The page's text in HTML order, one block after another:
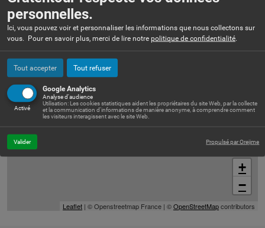
personnelles.
Ici, vous pouvez voir et personnaliser les informations que nous collectons sur
vous. Pour en savoir plus, merci de lire notre politique de confidentialité.
Tout accepter Tout refuser
Google Analytics
Activé
Analyse d'audience
Utilisation: Les cookies statistiques aident les propriétaires du site Web, par la collecte
et la communication d'informations de manière anonyme, à comprendre comment
les visiteurs interagissent avec le site Web.
Valider Propulsé par Orejime
Adresse :
Rue Léo Ferré - Centre commercial du Château - 31150 Gratentour
+
−
Leaflet | © Openstreetmap France | ©OpenStreetMapcontributors